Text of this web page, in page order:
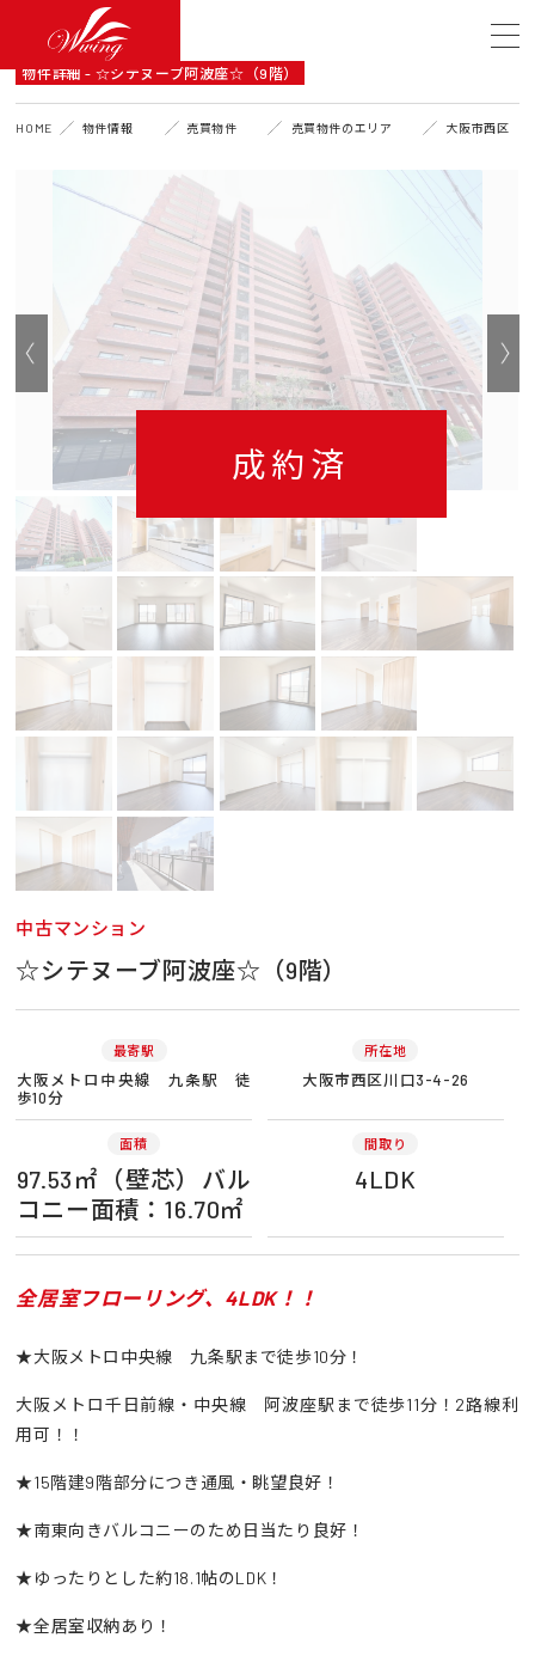
DETAIL
物件詳細 - ☆シテヌーブ阿波座☆（9階）
HOME 物件情報 売買物件 売買物件のエリア 大阪市西区
成約済
中古マンション
☆シテヌーブ阿波座☆（9階）
最寄駅
大阪メトロ中央線 九条駅 徒
歩10分
所在地
大阪市西区川口3-4-26
面積
97.53㎡（壁芯）バル
コニー面積：16.70㎡
間取り
4LDK
全居室フローリング、4LDK！！
★大阪メトロ中央線 九条駅まで徒歩10分！
大阪メトロ千日前線・中央線 阿波座駅まで徒歩11分！2路線利
用可！！
★15階建9階部分につき通風・眺望良好！
★南東向きバルコニーのため日当たり良好！
★ゆったりとした約18.1帖のLDK！
★全居室収納あり！